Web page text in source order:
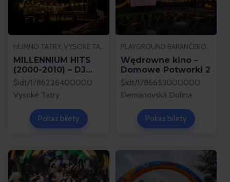
MILLENNIUM HITS
(2000-2010) – DJ
VIRUS
$idt/1786226400000
Vysoké Tatry
Pokaż bilety
Wędrowne kino –
Domowe Potworki 2
$idt/1786653000000
Demänovská Dolina
Pokaż bilety